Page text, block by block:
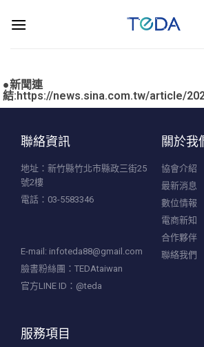
●新聞連
結:https://news.sina.com.tw/article/
聯絡資訊
地址：新竹縣竹北市縣政三街25
號2樓
電話：03-5583346
E-mail: infoteda88@gmail.com
臉書粉絲團：TEDAtaiwan
官方LINE ID：@teda
關於我
協會介紹
最新消息
數位情報
電商新知
合作夥伴
聯絡我們
服務項目